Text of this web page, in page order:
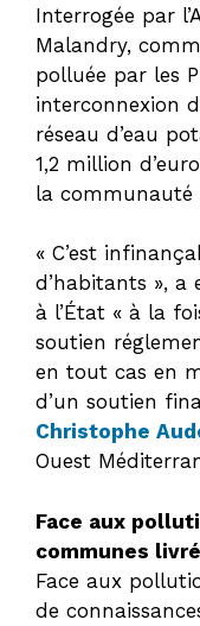
Interrogée par
Malandry,
polluée par les
interconnexion
réseau d’eau
1,2 million
la communauté
« C’est
d’habitants », a
à l’État « à la
soutien
en tout cas en
d’un soutien
Christophe
Ouest
Face aux
communes
Face aux
de